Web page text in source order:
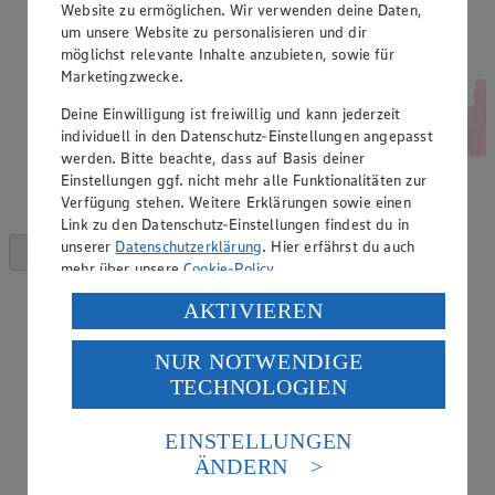
Website zu ermöglichen. Wir verwenden deine Daten,
um unsere Website zu personalisieren und dir
möglichst relevante Inhalte anzubieten, sowie für
Marketingzwecke.
Deine Einwilligung ist freiwillig und kann jederzeit
individuell in den Datenschutz-Einstellungen angepasst
werden. Bitte beachte, dass auf Basis deiner
Einstellungen ggf. nicht mehr alle Funktionalitäten zur
Verfügung stehen. Weitere Erklärungen sowie einen
Link zu den Datenschutz-Einstellungen findest du in
unserer Datenschutzerklärung. Hier erfährst du auch
mehr über unsereCookie-Policy.
Verarbeitung deiner personenbezogenen Daten in den
USA durch Facebook und YouTube:
Wenn du auf „Aktivieren“ klickst, willigst du im Sinne
des Art. 49 Abs. 1 Satz 1 lit. a) DSGVO ein, dass deine
Daten in den USA verarbeitet werden. Der EuGH sieht
die USA als Land mit einem nach europäischen
Standards nicht angemessenen Datenschutzniveau an.
Es besteht das Risiko eines Zugriffs durch US-
AKTIVIEREN
NUR NOTWENDIGE
TECHNOLOGIEN
EINSTELLUNGEN
ÄNDERN